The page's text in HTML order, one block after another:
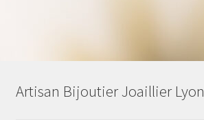
Artisan Bijoutier Joaillier Lyon